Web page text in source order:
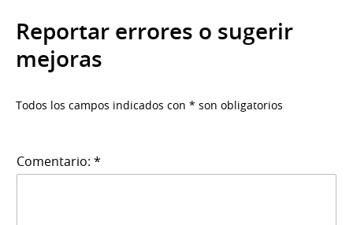
Reportar errores o sugerir
mejoras
Todos los campos indicados con * son obligatorios
Comentario: *